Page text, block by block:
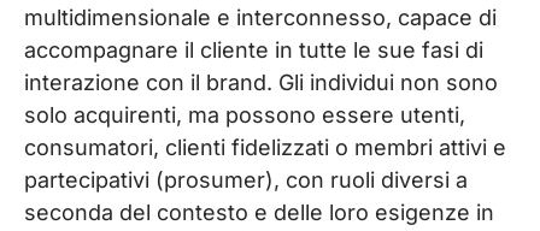
multidimensionale e interconnesso, capace di
accompagnare il cliente in tutte le sue fasi di
interazione con il brand. Gli individui non sono
solo acquirenti, ma possono essere utenti,
consumatori, clienti fidelizzati o membri attivi e
partecipativi (prosumer), con ruoli diversi a
seconda del contesto e delle loro esigenze in